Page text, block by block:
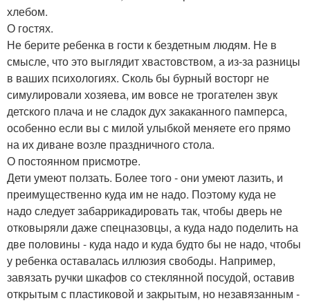
хлебом.
О гостях.
Не берите ребенка в гости к бездетным людям. Не в
смысле, что это выглядит хвастовством, а из-за разницы
в ваших психологиях. Сколь бы бурный восторг не
симулировали хозяева, им вовсе не трогателен звук
детского плача и не сладок дух закаканного памперса,
особенно если вы с милой улыбкой меняете его прямо
на их диване возле праздничного стола.
О постоянном присмотре.
Дети умеют ползать. Более того - они умеют лазить, и
преимущественно куда им не надо. Поэтому куда не
надо следует забаррикадировать так, чтобы дверь не
отковыряли даже спецназовцы, а куда надо поделить на
две половины - куда надо и куда будто бы не надо, чтобы
у ребенка оставалась иллюзия свободы. Например,
завязать ручки шкафов со стеклянной посудой, оставив
открытым с пластиковой и закрытым, но незавязанным -